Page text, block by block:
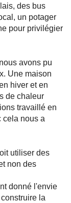
des bus
un potager
pour privilégier
avons pu
Une maison
hiver et en
de chaleur
travaillé en
cela nous a
utiliser des
non des
donné l'envie
la